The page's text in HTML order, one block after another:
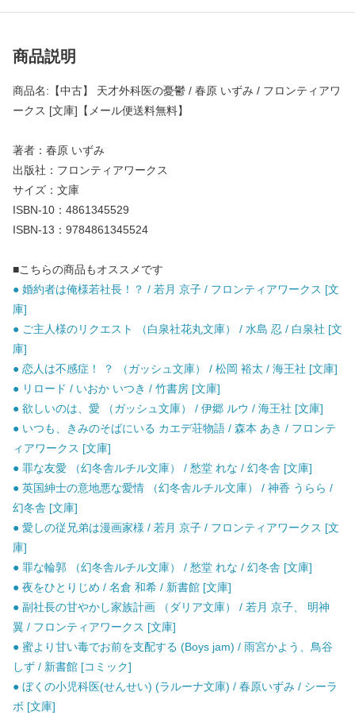
商品説明
商品名:【中古】 天才外科医の憂鬱 / 春原 いずみ / フロンティアワ
ークス [文庫]【メール便送料無料】
著者：春原 いずみ
出版社：フロンティアワークス
サイズ：文庫
ISBN-10：4861345529
ISBN-13：9784861345524
■こちらの商品もオススメです
● 婚約者は俺様若社長！？ / 若月 京子 / フロンティアワークス [文
庫]
● ご主人様のリクエスト （白泉社花丸文庫） / 水島 忍 / 白泉社 [文
庫]
● 恋人は不感症！ ？ （ガッシュ文庫） / 松岡 裕太 / 海王社 [文庫]
● リロード / いおか いつき / 竹書房 [文庫]
● 欲しいのは、愛 （ガッシュ文庫） / 伊郷 ルウ / 海王社 [文庫]
● いつも、きみのそばにいる カエデ荘物語 / 森本 あき / フロンテ
ィアワークス [文庫]
● 罪な友愛 （幻冬舎ルチル文庫） / 愁堂 れな / 幻冬舎 [文庫]
● 英国紳士の意地悪な愛情 （幻冬舎ルチル文庫） / 神香 うらら /
幻冬舎 [文庫]
● 愛しの従兄弟は漫画家様 / 若月 京子 / フロンティアワークス [文
庫]
● 罪な輪郭 （幻冬舎ルチル文庫） / 愁堂 れな / 幻冬舎 [文庫]
● 夜をひとりじめ / 名倉 和希 / 新書館 [文庫]
● 副社長の甘やかし家族計画 （ダリア文庫） / 若月 京子、 明神
翼 / フロンティアワークス [文庫]
● 蜜より甘い毒でお前を支配する (Boys jam) / 雨宮かよう、鳥谷
しず / 新書館 [コミック]
● ぼくの小児科医(せんせい) (ラルーナ文庫) / 春原いずみ / シーラ
ボ [文庫]